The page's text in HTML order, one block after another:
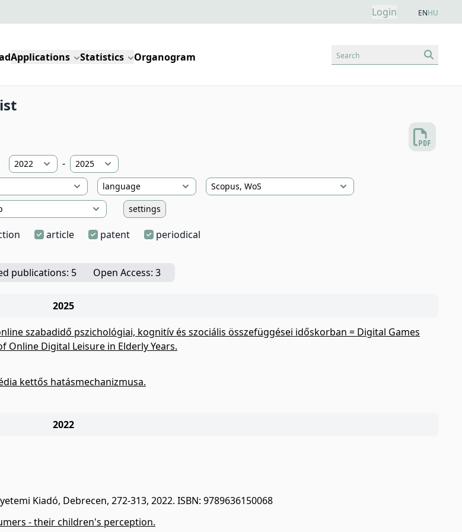
Login ENHU
Applications Statistics Organogram Search
-
settings
article patent periodical
publications: 5 Open Access: 3
2025
szabadidő pszichológiai, kognitív és szociális összefüggései időskorban = Digital Games
Online Digital Leisure in Elderly Years.
kettős hatásmechanizmusa.
2022
Kiadó, Debrecen, 272-313, 2022. ISBN: 9789636150068
- their children's perception.